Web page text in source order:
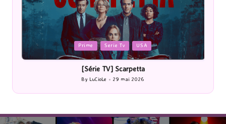
Posted
in
Prime Serie Tv USA
[Série TV] Scarpetta
Posted
by
By LuCioLe 29 mai 2026